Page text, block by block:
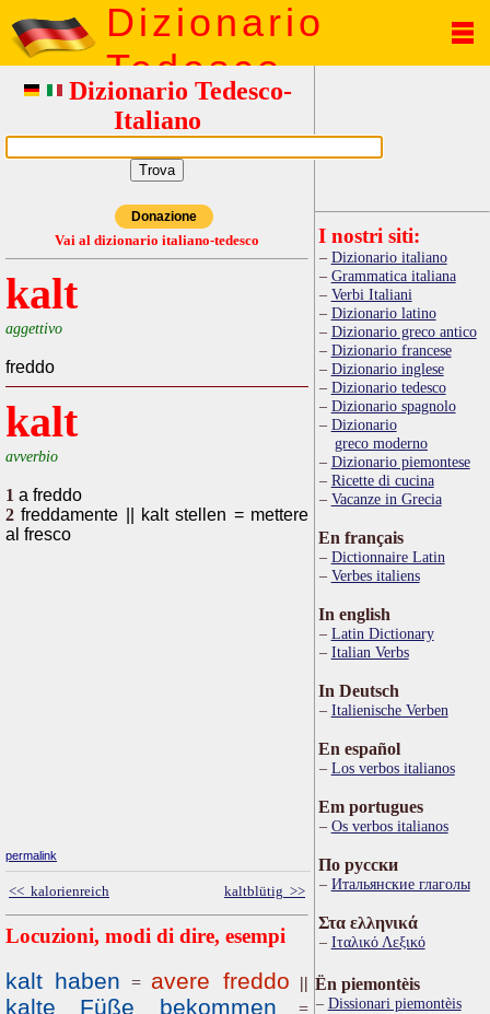
Dizionario
Tedesco
Dizionario Tedesco-
Italiano
Donazione
Vai al dizionario italiano-tedesco
kalt
aggettivo
freddo
kalt
avverbio
1 a freddo
2 freddamente || kalt stellen = mettere
al fresco
permalink
<< kalorienreich kaltblütig >>
Locuzioni, modi di dire, esempi
kalt haben = avere freddo ||
kalte Füße bekommen =
I nostri siti:
Dizionario italiano
Grammatica italiana
Verbi Italiani
Dizionario latino
Dizionario greco antico
Dizionario francese
Dizionario inglese
Dizionario tedesco
Dizionario spagnolo
Dizionario
greco moderno
Dizionario piemontese
Ricette di cucina
Vacanze in Grecia
En français
Dictionnaire Latin
Verbes italiens
In english
Latin Dictionary
Italian Verbs
In Deutsch
Italienische Verben
En español
Los verbos italianos
Em portugues
Os verbos italianos
По русски
Итальянские глаголы
Στα ελληνικά
Ιταλικό Λεξικό
Ën piemontèis
Dissionari piemontèis